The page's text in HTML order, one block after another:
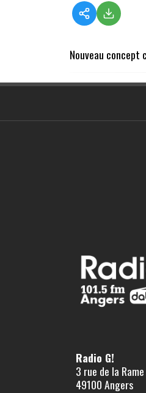
Nouveau
Radio G!
3 rue de la Rame
49100 Angers